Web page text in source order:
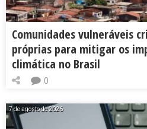
Comunidades vulneráveis
próprias para mitigar os
climática no Brasil
0
7 de agosto de 2026